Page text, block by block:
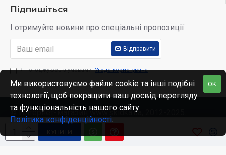
КУПИТИ
Підпишіться
І отримуйте новини про спеціальні пропозиції
Відправити
Я погоджуюсь з умовами Угода користувача
© Интернет-магазин www.skidka.ua, 2012-2025.
OK
Ми використовуємо файли cookie та інші подібні
технології, щоб покращити ваш досвід перегляду
та функціональність нашого сайту.
Політика конфіденційності.